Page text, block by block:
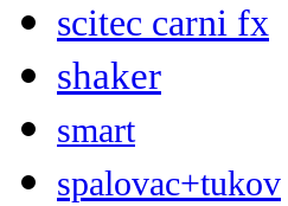
scitec carni fx
shaker
smart
spalovac+tukov